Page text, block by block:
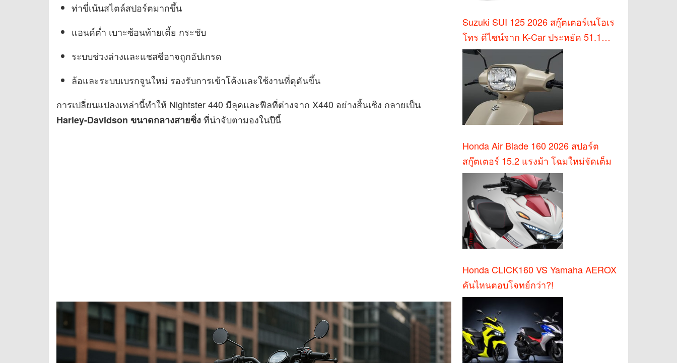
ท่าขี่เน้นสไตล์สปอร์ตมากขึ้น
แฮนด์ต่ำ เบาะซ้อนท้ายเตี้ย กระชับ
ระบบช่วงล่างและแชสซีอาจถูกอัปเกรด
ล้อและระบบเบรกจูนใหม่ รองรับการเข้าโค้งและใช้งานที่ดุดันขึ้น
การเปลี่ยนแปลงเหล่านี้ทำให้ Nightster 440 มีลุคและฟีลที่ต่างจาก X440 อย่างสิ้นเชิง กลายเป็น
Harley-Davidson ขนาดกลางสายซิ่งที่น่าจับตามองในปีนี้
Suzuki SUI 125 2026 สกู๊ตเตอร์เนโอเร
โทร ดีไซน์จาก K-Car ประหยัด 51.1
กม./ล.
Honda Air Blade 160 2026 สปอร์ต
สกู๊ตเตอร์ 15.2 แรงม้า โฉมใหม่จัดเต็ม
Honda CLICK160 VS Yamaha AEROX
คันไหนตอบโจทย์กว่า?!